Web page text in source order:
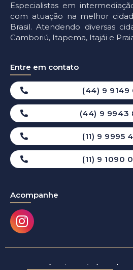
Especialistas em
com atuação na melhor
Brasil. Atendendo diversas
Camboriú, Itapema, Itajái e
Entre em contato
(44) 9 9149
(44) 9 9943
(11) 9 9995
(11) 9 1090
Acompanhe
Apartamento à venda